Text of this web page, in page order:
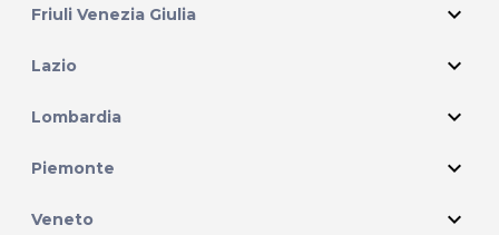
Friuli Venezia Giulia expand_more
Lazio expand_more
Lombardia expand_more
Piemonte expand_more
Veneto expand_more